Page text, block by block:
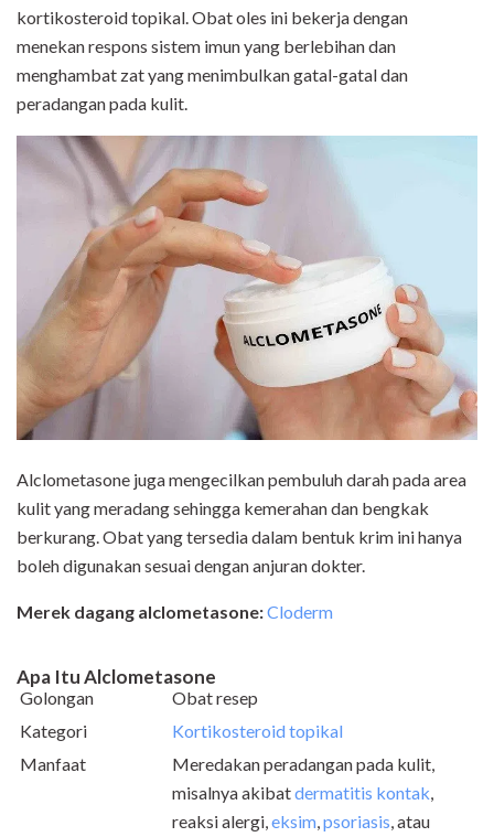
kortikosteroid topikal. Obat oles ini bekerja dengan
menekan respons sistem imun yang berlebihan dan
menghambat zat yang menimbulkan gatal-gatal dan
peradangan pada kulit.
Alclometasone juga mengecilkan pembuluh darah pada area
kulit yang meradang sehingga kemerahan dan bengkak
berkurang. Obat yang tersedia dalam bentuk krim ini hanya
boleh digunakan sesuai dengan anjuran dokter.
Merek dagang alclometasone:Cloderm
Apa Itu Alclometasone
Golongan
Obat resep
Kategori
Kortikosteroid topikal
Manfaat
Meredakan peradangan pada kulit,
misalnya akibatdermatitis kontak,
reaksi alergi,eksim,psoriasis, atau